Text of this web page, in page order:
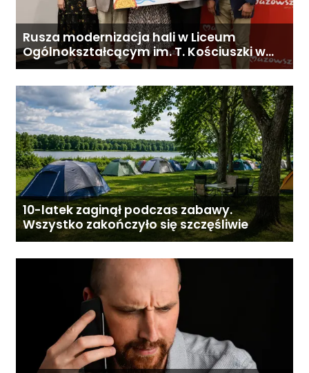
Rusza modernizacja hali w Liceum
Ogólnokształcącym im. T. Kościuszki w
Gostyninie
10-latek zaginął podczas zabawy.
Wszystko zakończyło się szczęśliwie